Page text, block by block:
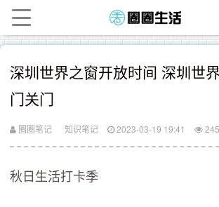
深圳世界之窗开放时间 深圳世
门关门
圈圈笔记 知识笔记 2023-03-19 19:41 245
秋日生活打卡季